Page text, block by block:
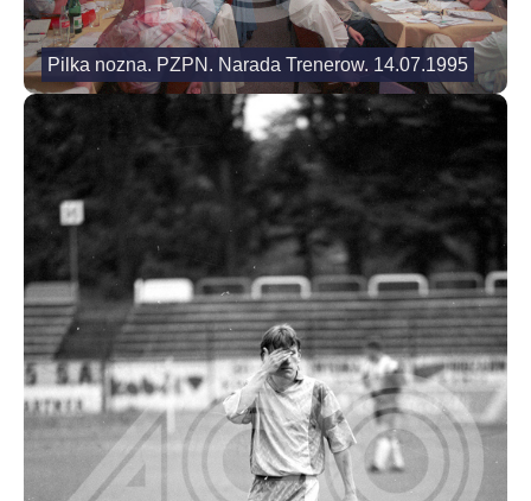
Pilka nozna. PZPN. Narada Trenerow. 14.07.1995